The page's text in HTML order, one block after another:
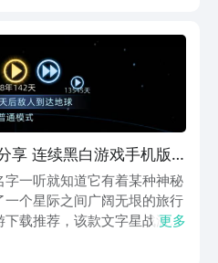
享 连续黑白游戏手机版
字一听就知道它有着某种神秘
个星际之间广阔无垠的旅行
载推荐，该款文字星战游戏
要求玩家无休止地挑战极
更多